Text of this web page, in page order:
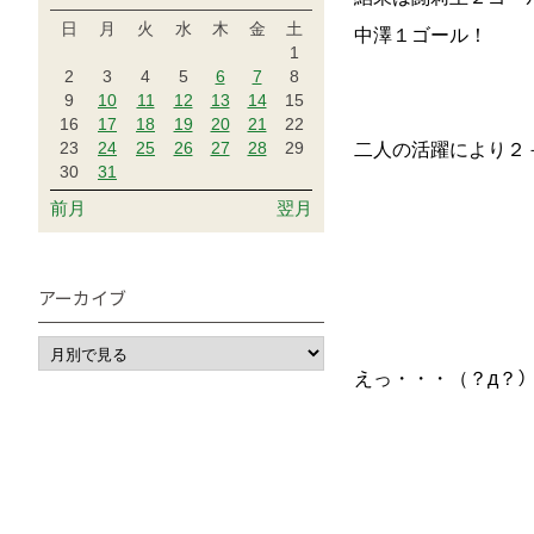
中澤１ゴール！
二人の活躍により２
えっ・・・（？д？
日 月 火 水 木 金
土
1
2
3 4 5 6 7
8
9
10 11 12 13 14
15
16
17 18 19 20 21
22
23
24 25 26 27 28
29
30
31
前月 翌月
アーカイブ